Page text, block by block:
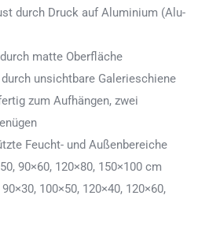
durch Druck auf Aluminium (Alu-
matte Oberfläche
unsichtbare Galerieschiene
zum Aufhängen, zwei
Feucht- und Außenbereiche
90×60, 120×80, 150×100 cm
100×50, 120×40, 120×60,